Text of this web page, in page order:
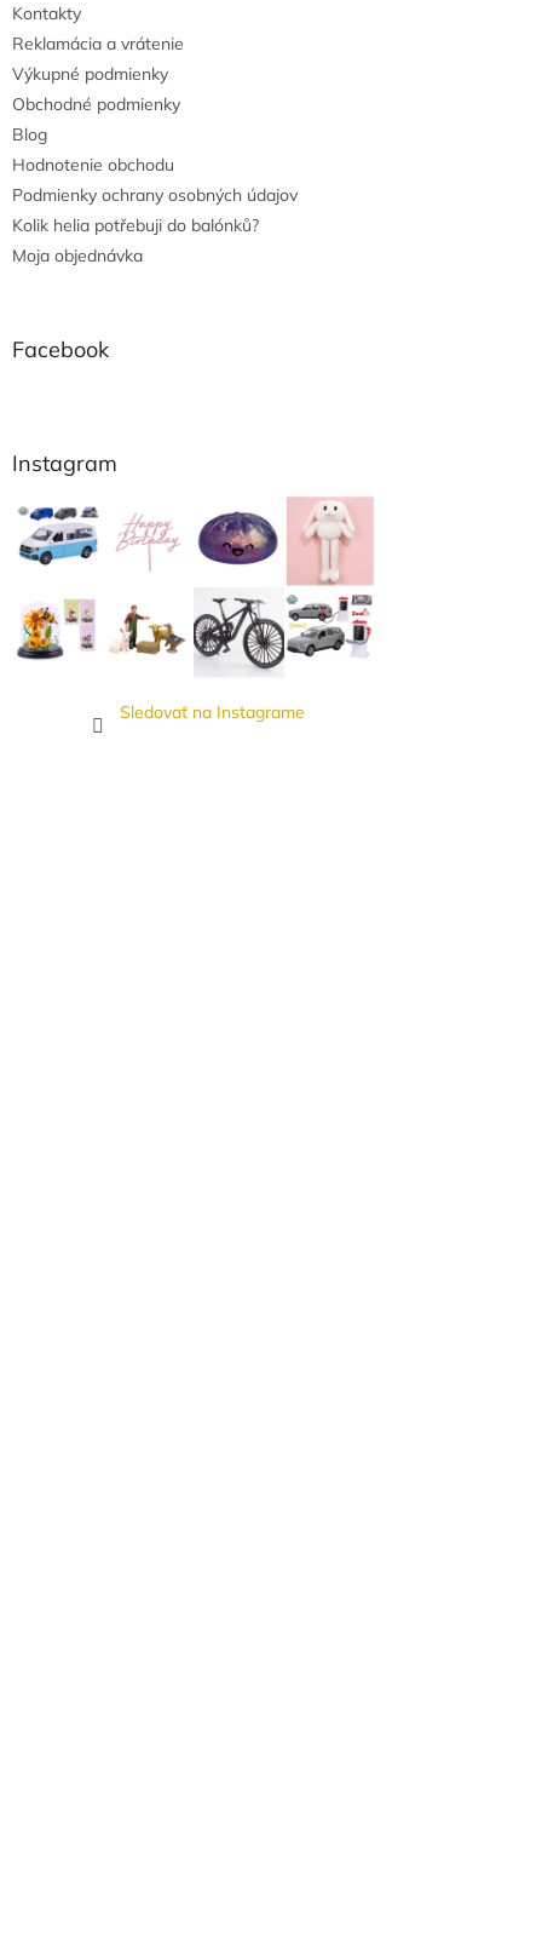
Kontakty
Reklamácia a vrátenie
Výkupné podmienky
Obchodné podmienky
Blog
Hodnotenie obchodu
Podmienky ochrany osobných údajov
Kolik helia potřebuji do balónků?
Moja objednávka
Facebook
Instagram
Sledovať na Instagrame